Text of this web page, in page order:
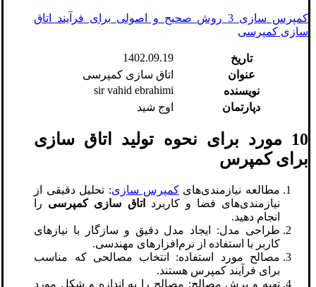
کمپرس سازی 3 روش صحیح و اصولی برای فرآیند اتاق
سازی کمپرسی
تاریخ
1402.09.19
عنوان
اتاق سازی کمپرسی
نویسنده
sir vahid ebrahimi
دپارتمان
اوج شید
10 مورد برای نحوه تولید اتاق سازی
برای کمپرس
مطالعه نیازمندی‌هایکمپرس سازی: تحلیل دقیقی از
نیازمندی‌های فضا و کاربرد
اتاق سازی کمپرسی را
انجام دهید.
طراحی مدل: ایجاد مدل دقیق و سازگار با نیازهای
کاربر با استفاده از نرم‌افزارهای مهندسی.
مصالح مورد استفاده: انتخاب مصالحی که مناسب
برای فرآیند کمپرس هستند.
تهیه و برش مصالح: مصالح را به اندازه و شکل مورد